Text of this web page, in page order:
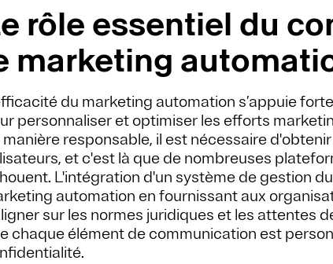
rôle essentiel du
marketing
du marketing automation s’appuie
personnaliser et optimiser les efforts
manière responsable, il est nécessaire
et c'est là que de nombreuses
L'intégration d'un système de gestion
automation en fournissant aux
sur les normes juridiques et les attentes
chaque élément de communication est